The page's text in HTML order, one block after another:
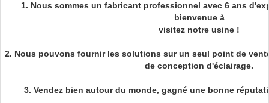
1. Nous sommes un fabricant professionnel avec 6 ans
bienvenue à
visitez notre usine !
2. Nous pouvons fournir les solutions sur un seul point de
de conception d'éclairage.
3. Vendez bien autour du monde, gagné une bonne